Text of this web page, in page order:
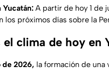
Yucatán: A partir de hoy 1 de
los próximos días sobre la
el clima de hoy en
de 2026, la formación de